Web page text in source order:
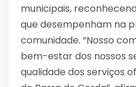
municipais,
que desempenham na
comunidade. “Nosso
bem-estar dos nossos
qualidade dos serviços